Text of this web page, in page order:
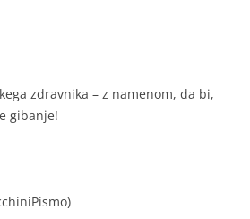
zdravnika – z namenom, da bi,
gibanje!